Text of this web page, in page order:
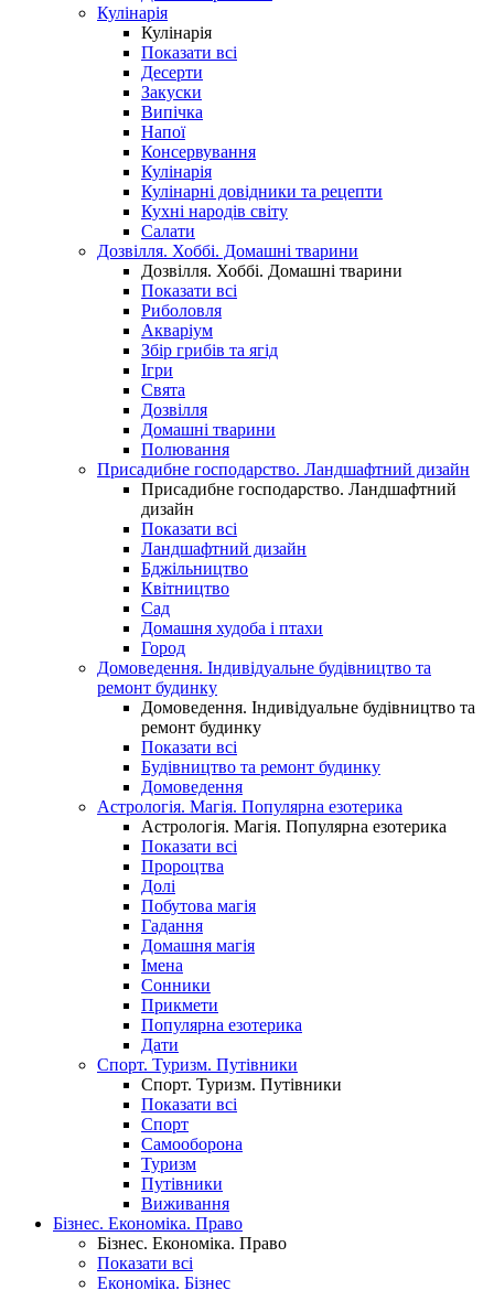
Кулінарія
Кулінарія
Показати всі
Десерти
Закуски
Випічка
Напої
Консервування
Кулінарія
Кулінарні довідники та рецепти
Кухні народів світу
Салати
Дозвілля. Хоббі. Домашні тварини
Дозвілля. Хоббі. Домашні тварини
Показати всі
Риболовля
Акваріум
Збір грибів та ягід
Ігри
Свята
Дозвілля
Домашні тварини
Полювання
Присадибне господарство. Ландшафтний дизайн
Присадибне господарство. Ландшафтний
дизайн
Показати всі
Ландшафтний дизайн
Бджільництво
Квітництво
Сад
Домашня худоба і птахи
Город
Домоведення. Індивідуальне будівництво та
ремонт будинку
Домоведення. Індивідуальне будівництво та
ремонт будинку
Показати всі
Будівництво та ремонт будинку
Домоведення
Астрологія. Магія. Популярна езотерика
Астрологія. Магія. Популярна езотерика
Показати всі
Пророцтва
Долі
Побутова магія
Гадання
Домашня магія
Імена
Сонники
Прикмети
Популярна езотерика
Дати
Спорт. Туризм. Путівники
Спорт. Туризм. Путівники
Показати всі
Спорт
Самооборона
Туризм
Путівники
Виживання
Бізнес. Економіка. Право
Бізнес. Економіка. Право
Показати всі
Економіка. Бізнес